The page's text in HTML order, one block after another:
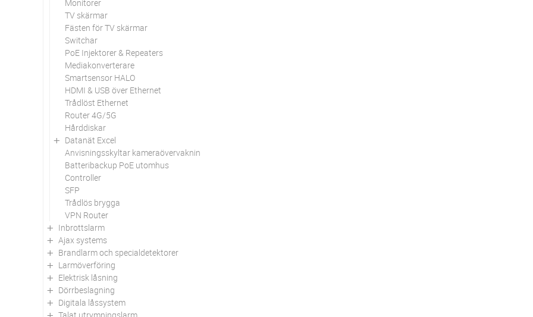
Monitorer
TV skärmar
Fästen för TV skärmar
Switchar
PoE Injektorer & Repeaters
Mediakonverterare
Smartsensor HALO
HDMI & USB över Ethernet
Trådlöst Ethernet
Router 4G/5G
Hårddiskar
Datanät Excel
Anvisningsskyltar kameraövervakning
Batteribackup PoE utomhus
Controller
SFP
Trådlös brygga
VPN Router
Inbrottslarm
Ajax systems
Brandlarm och specialdetektorer
Larmöverföring
Elektrisk låsning
Dörrbeslagning
Digitala låssystem